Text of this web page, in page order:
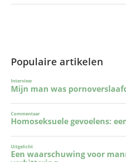
Populaire artikelen